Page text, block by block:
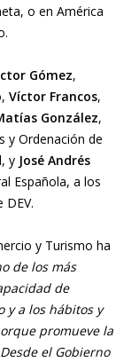
o en América
Gómez,
Víctor Francos,
González,
y Ordenación de
y José Andrés
Española, a los
DEV.
y Turismo ha
de los más
de
y a los hábitos y
promueve la
el Gobierno